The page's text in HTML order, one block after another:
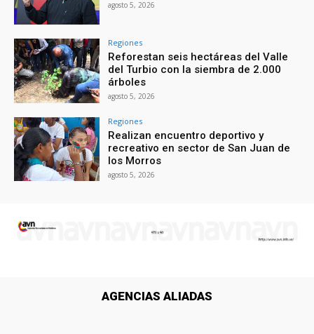
agosto 5, 2026
Regiones
Reforestan seis hectáreas del Valle
del Turbio con la siembra de 2.000
árboles
agosto 5, 2026
Regiones
Realizan encuentro deportivo y
recreativo en sector de San Juan de
los Morros
agosto 5, 2026
AGENCIAS ALIADAS